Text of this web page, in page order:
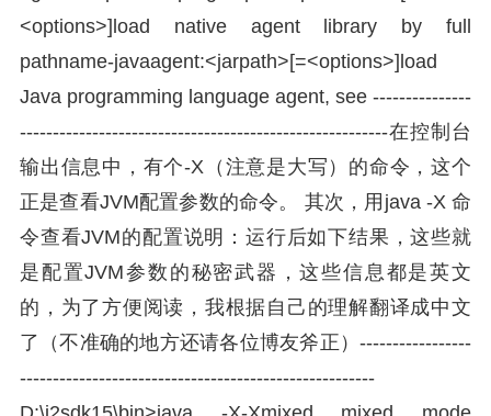
<options>]load native agent library by full
pathname-javaagent:<jarpath>[=<options>]load
Java programming language agent, see ---------------
--------------------------------------------------------在控制台
输出信息中，有个-X（注意是大写）的命令，这个
正是查看JVM配置参数的命令。 其次，用java -X 命
令查看JVM的配置说明：运行后如下结果，这些就
是配置JVM参数的秘密武器，这些信息都是英文
的，为了方便阅读，我根据自己的理解翻译成中文
了（不准确的地方还请各位博友斧正）-----------------
------------------------------------------------------